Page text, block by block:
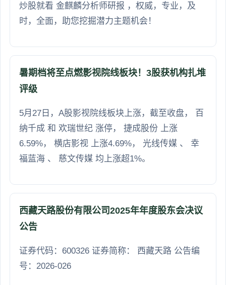
炒股就看 金麒麟分析师研报 ，权威，专业，及
时，全面，助您挖掘潜力主题机会！
暑期档将至点燃影视院线板块！3股获机构扎堆
评级
5月27日，A股影视院线板块上涨，截至收盘， 百
纳千成 和 欢瑞世纪 涨停， 捷成股份 上涨
6.59%， 横店影视 上涨4.69%， 光线传媒 、 幸
福蓝海 、 慈文传媒 均上涨超1%。
西藏天路股份有限公司2025年年度股东会决议
公告
证券代码：600326 证券简称： 西藏天路 公告编
号：2026-026